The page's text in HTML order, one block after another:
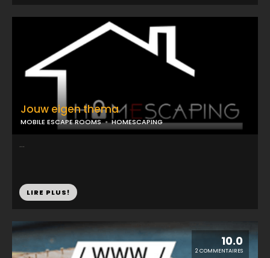
Jouw eigen thema
MOBILE ESCAPE ROOMS HOMESCAPING
...
LIRE PLUS!
10.0
2 COMMENTAIRES